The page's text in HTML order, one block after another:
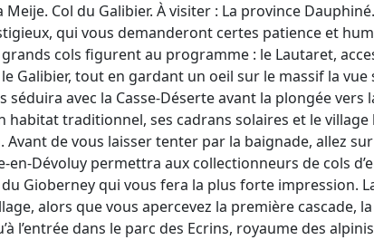
Col du Galibier. À visiter : La province
qui vous demanderont certes patience et
cols figurent au programme : le Lautaret,
Galibier, tout en gardant un oeil sur le massif la
avec la Casse-Déserte avant la plongée vers
habitat traditionnel, ses cadrans solaires et le village
Avant de vous laisser tenter par la baignade, allez
en-Dévoluy permettra aux collectionneurs de cols
Gioberney qui vous fera la plus forte impression.
alors que vous apercevez la première cascade,
l’entrée dans le parc des Ecrins, royaume des